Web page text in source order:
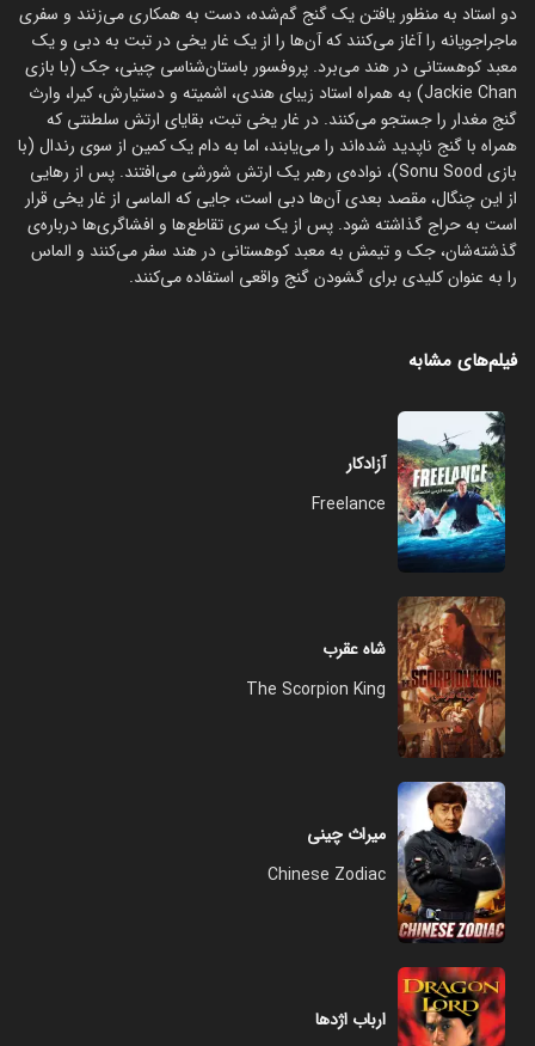
دو استاد به منظور یافتن یک گنج گم‌شده، دست به همکاری می‌زنند و سفری
ماجراجویانه را آغاز می‌کنند که آن‌ها را از یک غار یخی در تبت به دبی و یک
معبد کوهستانی در هند می‌برد. پروفسور باستان‌شناسی چینی، جک (با بازی
Jackie Chan) به همراه استاد زیبای هندی، اشمیته و دستیارش، کیرا، وارث
گنج مغدار را جستجو می‌کنند. در غار یخی تبت، بقایای ارتش سلطنتی که
همراه با گنج ناپدید شده‌اند را می‌یابند، اما به دام یک کمین از سوی رندال (با
بازی Sonu Sood)، نواده‌ی رهبر یک ارتش شورشی می‌افتند. پس از رهایی
از این چنگال، مقصد بعدی آن‌ها دبی است، جایی که الماسی از غار یخی قرار
است به حراج گذاشته شود. پس از یک سری تقاطع‌ها و افشاگری‌ها درباره‌ی
گذشته‌شان، جک و تیمش به معبد کوهستانی در هند سفر می‌کنند و الماس
را به عنوان کلیدی برای گشودن گنج واقعی استفاده می‌کنند.
فیلم‌های مشابه
آزادکار
Freelance
شاه عقرب
The Scorpion King
میراث چینی
Chinese Zodiac
ارباب اژدها